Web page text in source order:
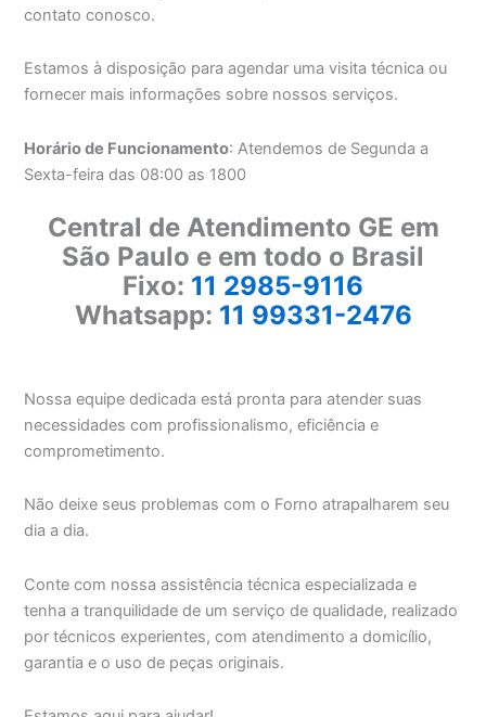
contato conosco.
Estamos à disposição para agendar uma visita técnica ou
fornecer mais informações sobre nossos serviços.
Horário de Funcionamento: Atendemos de Segunda a
Sexta-feira das 08:00 as 1800
Central de Atendimento GE em
São Paulo e em todo o Brasil
Fixo: 11 2985-9116
Whatsapp: 11 99331-2476
Nossa equipe dedicada está pronta para atender suas
necessidades com profissionalismo, eficiência e
comprometimento.
Não deixe seus problemas com o Forno atrapalharem seu
dia a dia.
Conte com nossa assistência técnica especializada e
tenha a tranquilidade de um serviço de qualidade, realizado
por técnicos experientes, com atendimento a domicílio,
garantia e o uso de peças originais.